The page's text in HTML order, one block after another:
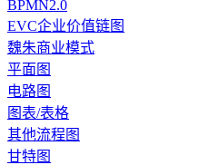
BPMN2.0
EVC企业价值链图
魏朱商业模式
平面图
电路图
图表/表格
其他流程图
甘特图